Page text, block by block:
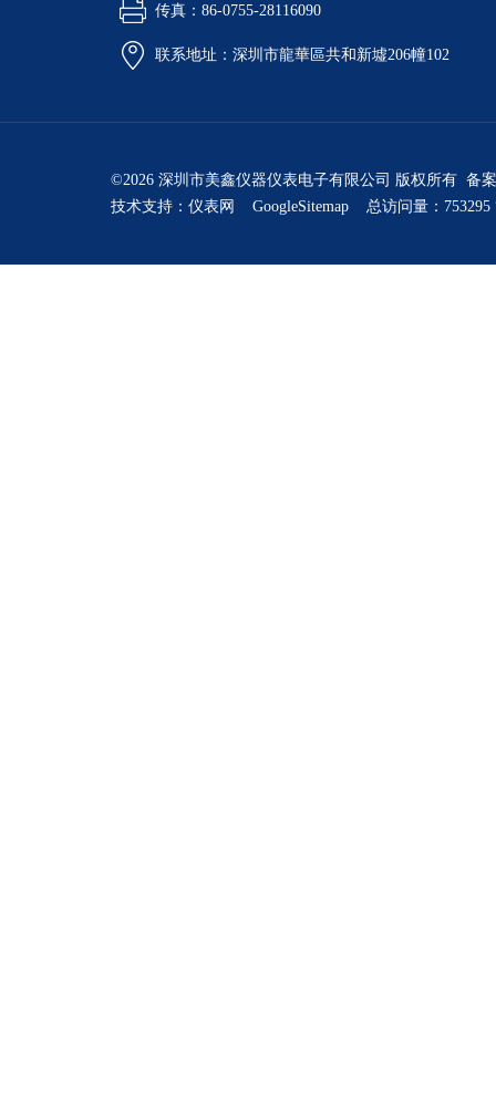
传真：86-0755-28116090
联系地址：深圳市龍華區共和新墟206幢102
©2026 深圳市美鑫仪器仪表电子有限公司 版权所有 备
技术支持： 仪表网 GoogleSitemap 总访问量：753295